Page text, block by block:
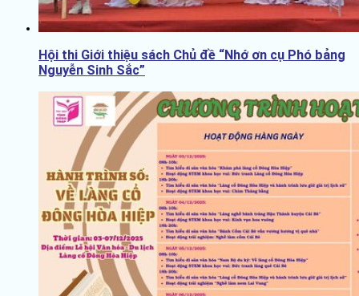
Hội thi Giới thiệu sách Chủ đề “Nhớ ơn cụ Phó bảng
Nguyễn Sinh Sắc”